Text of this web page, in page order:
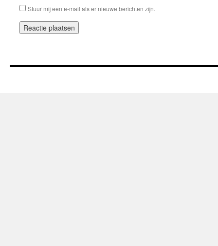
Stuur mij een e-mail als er nieuwe berichten zijn.